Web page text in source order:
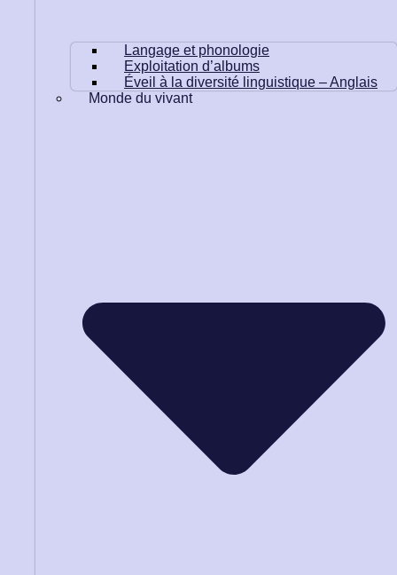
Langage et phonologie
Exploitation d’albums
Éveil à la diversité linguistique – Anglais
Monde du vivant